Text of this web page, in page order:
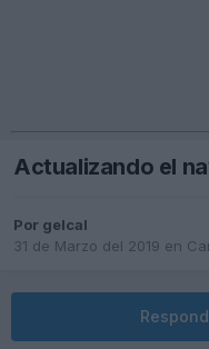
Actualizando el
Por gelcal
31 de Marzo del 2019 en